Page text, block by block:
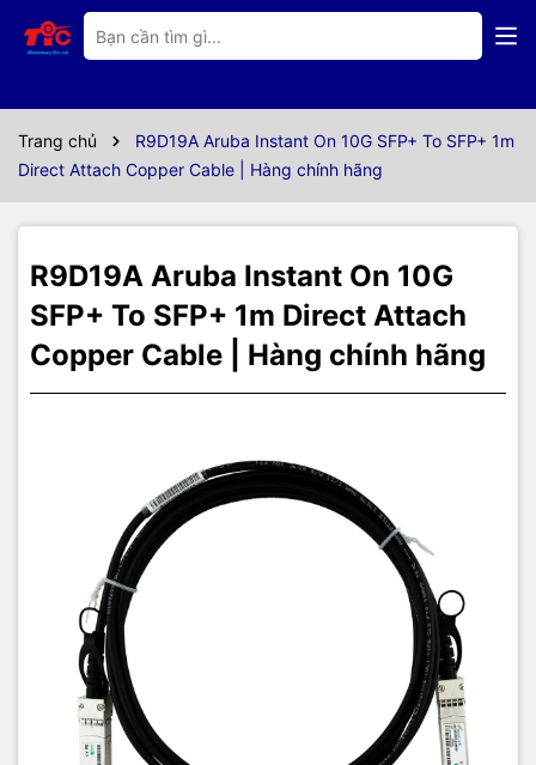
Trang chủ
R9D19A Aruba Instant On 10G SFP+ To SFP+ 1m
Direct Attach Copper Cable | Hàng chính hãng
R9D19A Aruba Instant On 10G
SFP+ To SFP+ 1m Direct Attach
Copper Cable | Hàng chính hãng
Thông số kỹ thuật
Thông số kỹ thuật
Aruba R9D19A
Specification
Product
Differentiator
(long)
Aruba Instant On 10G SFP+ to SFP+ 1m
Direct Attach Copper Cable
1m
– Nhà phân phối và cung cấp giải pháp công nghệ uy tín
tại Việt Nam. Chúng tôi chuyên cung cấp đa dạng sản phẩm:
Máy tính PC Thiết bị mạng,
Tổng đài Linh kiện máy tính,
như tivi, tủ lạnh, máy giặt, máy hút ẩm... cùng nhiều thiết bị
công nghệ khác.
sản phẩm chính
hãng, giá tốt, dịch vụ chuyên nghiệp
, đáp ứng tối đa nhu cầu của
doanh nghiệp cũng như gia đình và cá nhân.